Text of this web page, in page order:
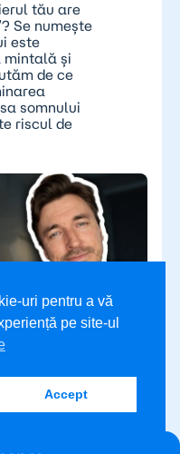
tău are
Se numește
este
mintală și
de ce
somnului
riscul de
uri pentru a vă
pe site-ul
Accept